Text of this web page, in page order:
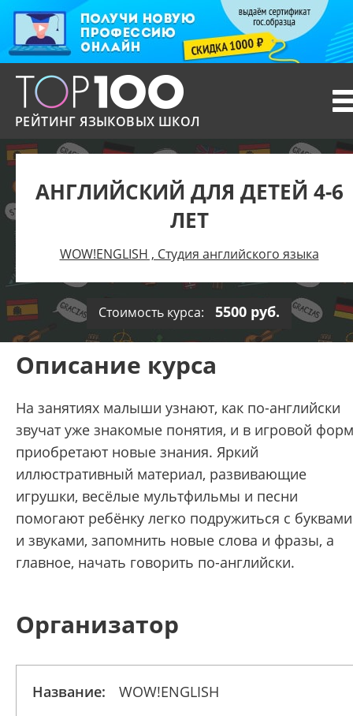
РЕЙТИНГ ЯЗЫКОВЫХ ШКОЛ
АНГЛИЙСКИЙ ДЛЯ ДЕТЕЙ 4-6
ЛЕТ
WOW!ENGLISH , Студия английского языка
Стоимость курса: 5500 руб.
Описание курса
На занятиях малыши узнают, как по-английски
звучат уже знакомые понятия, и в игровой
приобретают новые знания. Яркий
иллюстративный материал, развивающие
игрушки, весёлые мультфильмы и песни
помогают ребёнку легко подружиться с буквами
и звуками, запомнить новые слова и фразы, а
главное, начать говорить по-английски.
Организатор
Название:
WOW!ENGLISH